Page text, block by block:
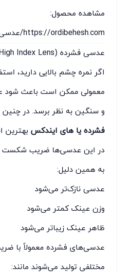
مشاهده محصول:
https://ordibehesh.com/عدسی-عینک-samsung
عدسی فشرده (High Index Lens)
اگر نمره چشم بالایی دارید،
معمولی ممکن است باعث
و سنگین به نظر برسد. در
فشرده یا های ایندکس بهترین
در این عدسی‌ها ضریب شکست
به همین دلیل:
عدسی نازک‌تر می‌شود
وزن عینک کمتر می‌شود
ظاهر عینک زیباتر می‌شود
عدسی‌های فشرده معمولاً با
مختلفی تولید می‌شوند مانند: